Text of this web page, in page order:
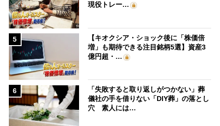
現役トレー…
5
【キオクシア・ショック後に「株価倍
増」も期待できる注目銘柄5選】資産3
億円超・…
6
「失敗すると取り返しがつかない」葬
儀社の手を借りない「DIY葬」の落とし
穴 素人には…